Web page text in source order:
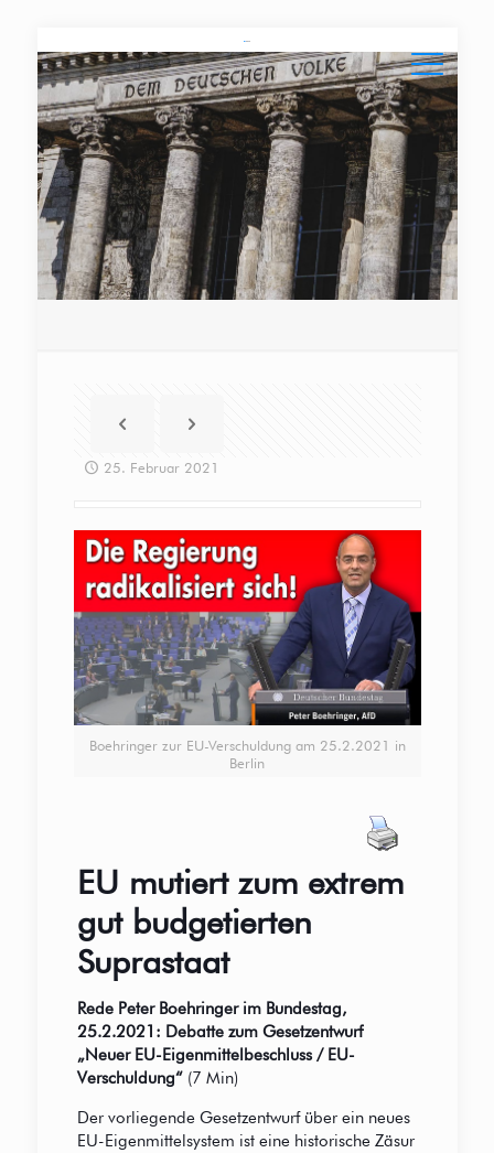
25. Februar 2021
Boehringer zur EU-Verschuldung am 25.2.2021 in
Berlin
EU mutiert zum extrem
gut budgetierten
Suprastaat
Rede Peter Boehringer im Bundestag,
25.2.2021: Debatte zum Gesetzentwurf
„Neuer EU-Eigenmittelbeschluss / EU-
Verschuldung“ (7 Min)
Der vorliegende Gesetzentwurf über ein neues
EU-Eigenmittelsystem ist eine historische Zäsur